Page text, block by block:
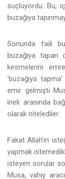
suçluyordu. Bu,
buzağıya
Sonunda faili
buzağıya tapan
kesmelerini
‘buzağıya
emir gelmişti
inek arasında
olarak nitelediler.
Fakat Allah’ın
yapmak
isteyen sorular
Musa, vahiy